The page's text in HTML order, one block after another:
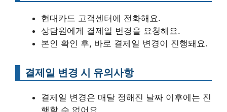
현대카드 고객센터에 전화해요.
상담원에게 결제일 변경을 요청해요.
본인 확인 후, 바로 결제일 변경이 진행돼요.
결제일 변경 시 유의사항
결제일 변경은 매달 정해진 날짜 이후에는 진
행할 수 없어요.